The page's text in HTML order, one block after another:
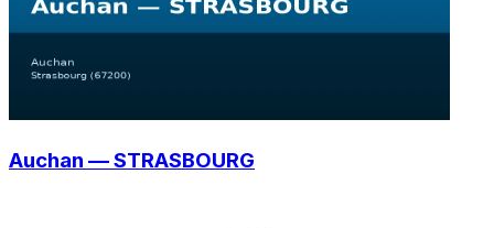
Auchan — STRASBOURG